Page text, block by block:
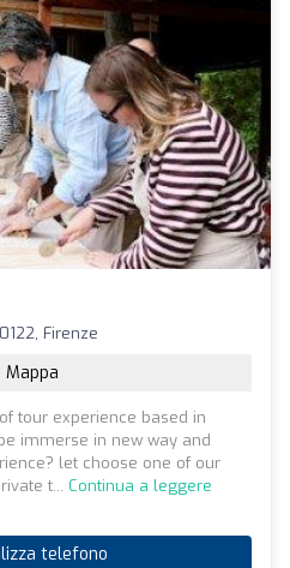
Firenze
Mappa
tour experience based in
immerse in new way and
let choose one of our
t... Continua a leggere
telefono